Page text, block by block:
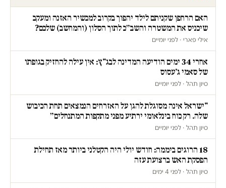
האם הרחפן שקניתם לילד יהפוך בקרוב למכשיר האזנה ומעקב
שיכניס את המשטרה והשב״כ לתוך הסלון (והמחשב) שלכם?
אילי פארי · לפני יומיים
אחרי 34 ימים הודיעה המדינה לבג"ץ: אין עילה להחזיק בגופתו
של סאמי ג'עסוס
סיון תהל · לפני יומיים
"ישראל אינה מסוגלת להגן על האזרחים הנמצאים תחת הכיבוש
שלה. רק כוח בינלאומי ירתיע מפני מתקפות המתנחלים״
סיון תהל · לפני יומיים
18 הרוגים ביממה: חודש יולי היה הקטלני ביותר מאז תחילת
הפסקת האש ברצועת עזה
סיון תהל · לפני 4 ימים